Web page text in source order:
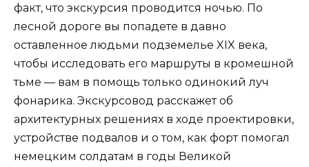
факт, что экскурсия проводится ночью. По
лесной дороге вы попадете в давно
оставленное людьми подземелье XIX века,
чтобы исследовать его маршруты в кромешной
тьме — вам в помощь только одинокий луч
фонарика. Экскурсовод расскажет об
архитектурных решениях в ходе проектировки,
устройстве подвалов и о том, как форт помогал
немецким солдатам в годы Великой